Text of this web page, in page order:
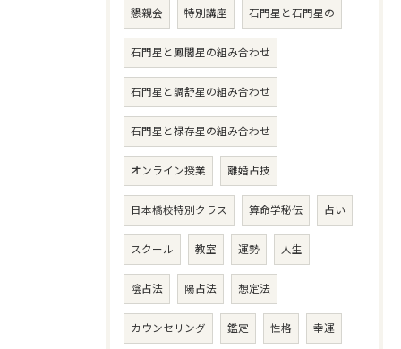
懇親会 特別講座 石門星と石門星の
石門星と鳳閣星の組み合わせ
石門星と調舒星の組み合わせ
石門星と禄存星の組み合わせ
オンライン授業 離婚占技
日本橋校特別クラス 算命学秘伝 占い
スクール 教室 運勢 人生
陰占法 陽占法 想定法
カウンセリング 鑑定 性格 幸運